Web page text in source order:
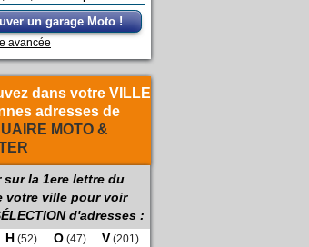
un garage Moto !
avancée
dans votre VILLE
adresses de
MOTO &
sur la 1ere lettre du
votre ville pour voir
d'adresses :
H (52) O (47) V (201)